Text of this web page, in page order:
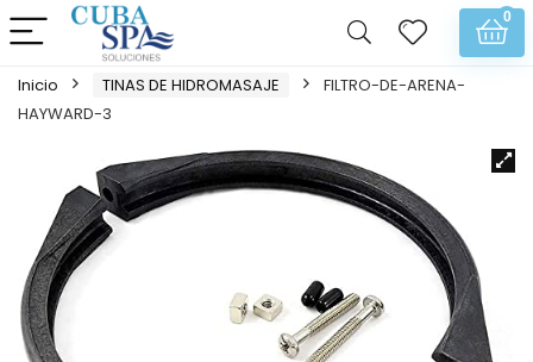
0
Inicio TINAS DE HIDROMASAJE
FILTRO-DE-ARENA-
HAYWARD-3